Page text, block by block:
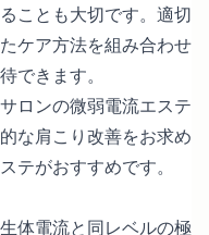
ことも大切です。適切
ケア方法を組み合わせ
できます。
ロンの微弱電流エステ
な肩こり改善をお求め
テがおすすめです。
体電流と同レベルの極